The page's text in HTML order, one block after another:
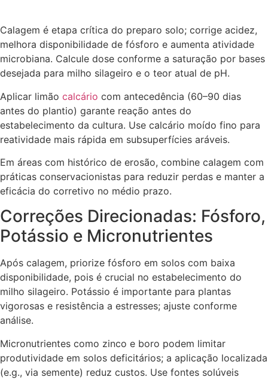
Calagem é etapa crítica do preparo solo; corrige acidez,
melhora disponibilidade de fósforo e aumenta atividade
microbiana. Calcule dose conforme a saturação por bases
desejada para milho silageiro e o teor atual de pH.
Aplicar limão calcário com antecedência (60–90 dias
antes do plantio) garante reação antes do
estabelecimento da cultura. Use calcário moído fino para
reatividade mais rápida em subsuperfícies aráveis.
Em áreas com histórico de erosão, combine calagem com
práticas conservacionistas para reduzir perdas e manter a
eficácia do corretivo no médio prazo.
Correções Direcionadas: Fósforo,
Potássio e Micronutrientes
Após calagem, priorize fósforo em solos com baixa
disponibilidade, pois é crucial no estabelecimento do
milho silageiro. Potássio é importante para plantas
vigorosas e resistência a estresses; ajuste conforme
análise.
Micronutrientes como zinco e boro podem limitar
produtividade em solos deficitários; a aplicação localizada
(e.g., via semente) reduz custos. Use fontes solúveis